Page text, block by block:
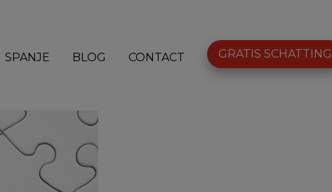
SPANJE BLOG CONTACT GRATIS SCHATTING